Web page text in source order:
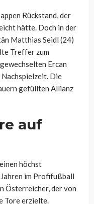
Rückstand, der
hätte. Doch in der
Matthias Seidl (24)
Treffer zum
Ercan
Die
gefüllten Allianz
auf
höchst
im Profifußball
Österreicher, der von
Tore erzielte.